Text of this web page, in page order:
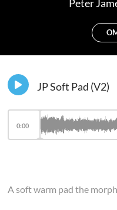
Peter
JP Soft Pad (V2)
0:00
A soft warm pad the